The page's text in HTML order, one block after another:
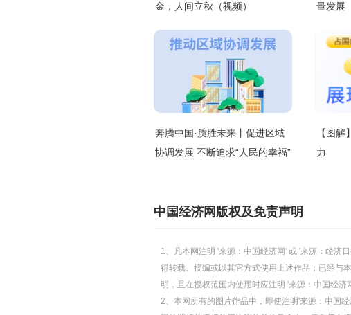
金，人间立秋（视频）
量发展
奔腾中国·质胜未来丨促进区域
协调发展 不断追求“人民的幸福”
【图
力
中国经济网版权及免责声明
1、凡本网注明 '来源：中国经济网' 或 '来源：经济
得转载、摘编或以其它方式使用上述作品；已经与
明，且在授权范围内使用时应注明 '来源：中国经
2、本网所有的图片作品中，即使注明'来源：中国